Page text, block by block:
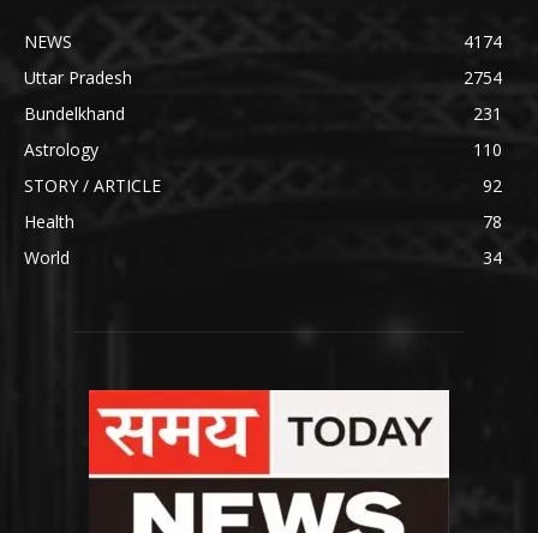
NEWS
4174
Uttar Pradesh
2754
Bundelkhand
231
Astrology
110
STORY / ARTICLE
92
Health
78
World
34